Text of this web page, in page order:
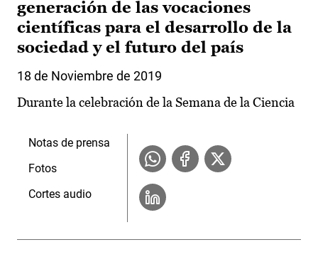
generación de las vocaciones
científicas para el desarrollo de la
sociedad y el futuro del país
18 de Noviembre de 2019
Durante la celebración de la Semana de la Ciencia
Notas de prensa
Fotos
Cortes audio